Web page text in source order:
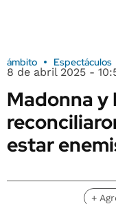
ámbito Espectáculos
8 de abril 2025 -
Madonna y
estar
+